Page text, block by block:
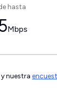
hasta
Mbps
nuestra